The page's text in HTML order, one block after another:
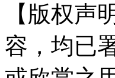
【版权声
容，均已